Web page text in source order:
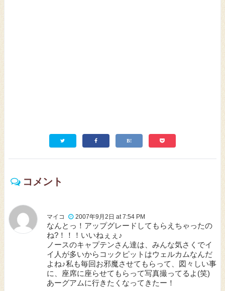
コメント
マイコ 2007年9月2日 at 7:54 PM
なんとっ！アップグレードしてもらえちゃったの
ね?！！！いいねぇぇ♪
ノースのキャプテンさん達は、みんな気さくでイ
イ人が多いからコックピットはウェルカムなんだ
よね♪私も毎回お邪魔させてもらって、図々しい事
に、座席に座らせてもらって写真撮ってるよ(笑)
あーグアムに行きたくなってきたー！